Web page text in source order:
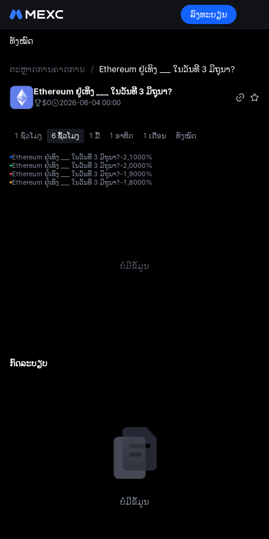
ລົງທະບຽນ
ທັງໝົດ
ຕະຫຼາດການຄາດການ / Ethereum ຢູ່ເທິງ ___ ໃນວັນທີ 3 ມິຖຸນາ?
Ethereum ຢູ່ເທິງ ___ ໃນວັນທີ 3 ມິຖຸນາ?
$0 2026-06-04 00:00
1 ຊົ່ວໂມງ 6 ຊົ້ວໂມງ 1 ມື້ 1 ອາທິດ 1 ເດືອນ ທັງໝົດ
Ethereum ຢູ່ເທິງ ___ ໃນວັນທີ 3 ມິຖຸນາ?-2,1000%
Ethereum ຢູ່ເທິງ ___ ໃນວັນທີ 3 ມິຖຸນາ?-2,0000%
Ethereum ຢູ່ເທິງ ___ ໃນວັນທີ 3 ມິຖຸນາ?-1,9000%
Ethereum ຢູ່ເທິງ ___ ໃນວັນທີ 3 ມິຖຸນາ?-1,8000%
ບໍ່ມີຂໍ້ມູນ
ກົດລະບຽບ
ບໍ່ມີຂໍ້ມູນ